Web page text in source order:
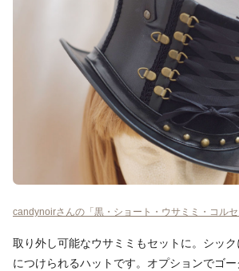
candynoirさんの「黒・ショート・ウサミミ・コルセ
取り外し可能なウサミミもセットに。シッ
につけられるハットです。オプションでゴ